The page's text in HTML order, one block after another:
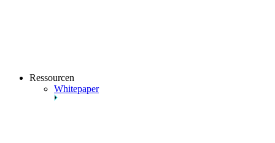
Ressourcen
Whitepaper